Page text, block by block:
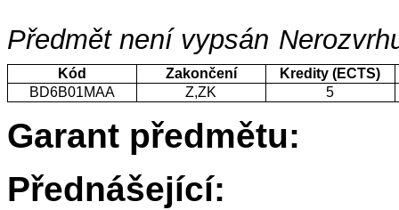
Předmět není vypsán
Kód Zakončení
Kredity (ECTS)
BD6B01MAA
Z,ZK 5
Garant předmětu:
Přednášející: